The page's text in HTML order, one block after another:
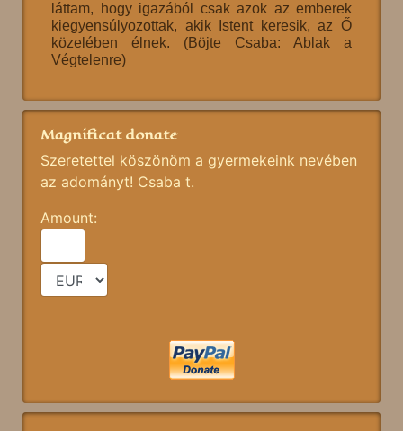
láttam, hogy igazából csak azok az emberek
kiegyensúlyozottak, akik Istent keresik, az Ő
közelében élnek. (Böjte Csaba: Ablak a
Végtelenre)
Magnificat donate
Szeretettel köszönöm a gyermekeink nevében
az adományt! Csaba t.
Amount: